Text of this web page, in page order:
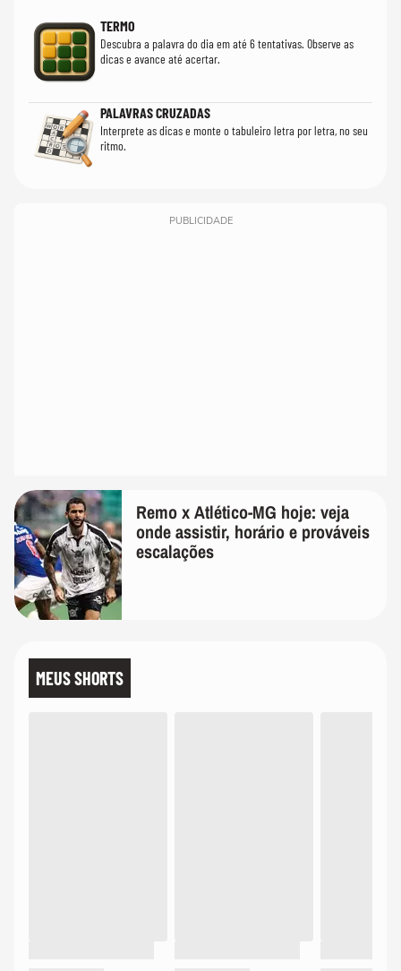
TERMO
Descubra a palavra do dia em até 6 tentativas. Observe as
dicas e avance até acertar.
PALAVRAS CRUZADAS
Interprete as dicas e monte o tabuleiro letra por letra, no seu
ritmo.
PUBLICIDADE
Remo x Atlético-MG hoje: veja
onde assistir, horário e prováveis
escalações
MEUS SHORTS